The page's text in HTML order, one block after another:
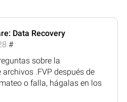
Data Recovery
#
sobre la
archivos .FVP después de
o falla, hágalas en los